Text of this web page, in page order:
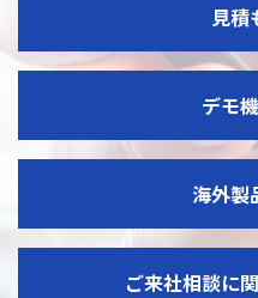
見積
デモ
海外製
ご来社相談に